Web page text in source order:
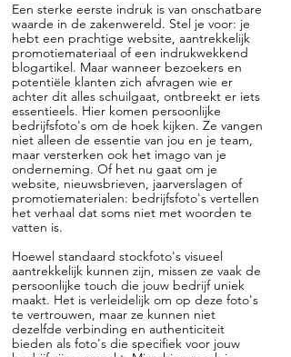
Een sterke eerste indruk is van onschatbare
waarde in de zakenwereld. Stel je voor: je
hebt een prachtige website, aantrekkelijk
promotiemateriaal of een indrukwekkend
blogartikel. Maar wanneer bezoekers en
potentiële klanten zich afvragen wie er
achter dit alles schuilgaat, ontbreekt er iets
essentieels. Hier komen persoonlijke
bedrijfsfoto's om de hoek kijken. Ze vangen
niet alleen de essentie van jou en je team,
maar versterken ook het imago van je
onderneming. Of het nu gaat om je
website, nieuwsbrieven, jaarverslagen of
promotiematerialen: bedrijfsfoto's vertellen
het verhaal dat soms niet met woorden te
vatten is.
Hoewel standaard stockfoto's visueel
aantrekkelijk kunnen zijn, missen ze vaak de
persoonlijke touch die jouw bedrijf uniek
maakt. Het is verleidelijk om op deze foto's
te vertrouwen, maar ze kunnen niet
dezelfde verbinding en authenticiteit
bieden als foto's die specifiek voor jouw